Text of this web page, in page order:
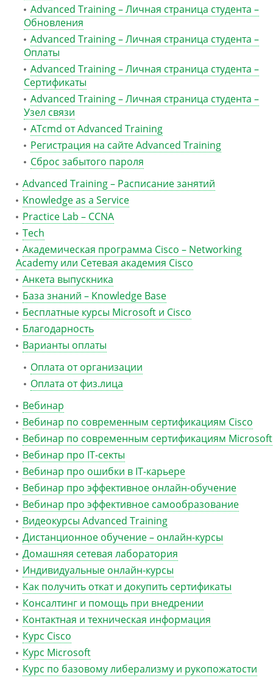
Advanced Training – Личная страница студента –
Обновления
Advanced Training – Личная страница студента –
Оплаты
Advanced Training – Личная страница студента –
Сертификаты
Advanced Training – Личная страница студента –
Узел связи
ATcmd от Advanced Training
Регистрация на сайте Advanced Training
Сброс забытого пароля
Advanced Training – Расписание занятий
Knowledge as a Service
Practice Lab – CCNA
Tech
Академическая программа Cisco – Networking
Academy или Сетевая академия Cisco
Анкета выпускника
База знаний – Knowledge Base
Бесплатные курсы Microsoft и Cisco
Благодарность
Варианты оплаты
Оплата от организации
Оплата от физ.лица
Вебинар
Вебинар по современным сертификациям Cisco
Вебинар по современным сертификациям Microsoft
Вебинар про IT-секты
Вебинар про ошибки в IT-карьере
Вебинар про эффективное онлайн-обучение
Вебинар про эффективное самообразование
Видеокурсы Advanced Training
Дистанционное обучение – онлайн-курсы
Домашняя сетевая лаборатория
Индивидуальные онлайн-курсы
Как получить откат и докупить сертификаты
Консалтинг и помощь при внедрении
Контактная и техническая информация
Курс Cisco
Курс Microsoft
Курс по базовому либерализму и рукопожатости